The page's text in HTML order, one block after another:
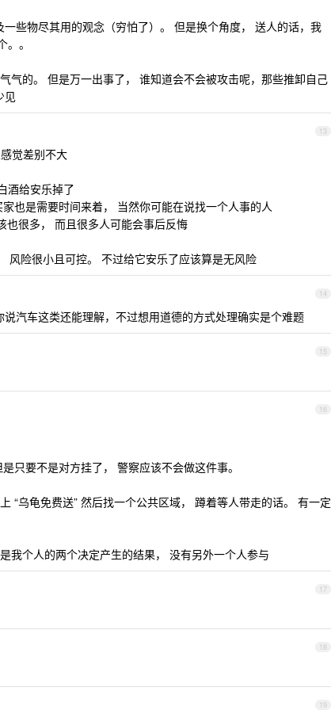
些物尽其用的观念（穷怕了）。 但是换个角度， 送人的话，我
。
气的。 但是万一出事了， 谁知道会不会被攻击呢，那些推卸自己
见
13
觉差别不大
酒给安乐掉了
也是需要时间来着， 当然你可能在说找一个人事的人
也很多， 而且很多人可能会事后反悔
风险很小且可控。 不过给它安乐了应该算是无风险
14
汽车这类还能理解，不过想用道德的方式处理确实是个难题
15
16
只要不是对方挂了， 警察应该不会做这件事。
“乌龟免费送” 然后找一个公共区域， 蹲着等人带走的话。 有一定
我个人的两个决定产生的结果， 没有另外一个人参与
17
18
19